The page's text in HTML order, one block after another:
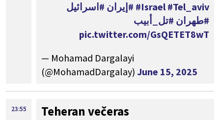
#Israel #Tel_aviv #إيران #اسرائيل
#طهران #تل_أبيب
pic.twitter.com/GsQETET8wT
— Mohamad Dargalayi
(@MohamadDargalay) June 15, 2025
23:55 Teheran večeras